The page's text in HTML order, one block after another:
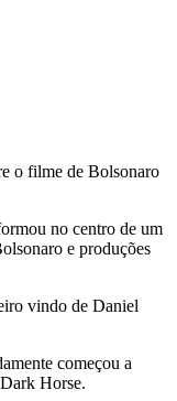
o filme de Bolsonaro
no centro de um
e produções
vindo de Daniel
começou a
Horse.